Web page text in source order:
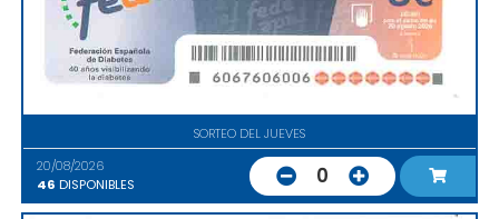
SORTEO DEL JUEVES
20/08/2026
46 DISPONIBLES 0